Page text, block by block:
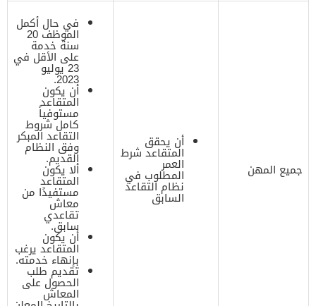
جميع المهن
أن يحقق
المتقاعد شرط
العمر
المطلوب في
نظام التقاعد
السابق
في حال أكمل
الموظف 20
سنة خدمة
على الأقل في
23 يوليو
2023.
أن يكون
المتقاعد
مستوفياً
كامل شروط
التقاعد المبكر
وفق النظام
القديم.
ألا يكون
المتقاعد
مستفيدًا من
معاش
تقاعدي
سابق.
أن يكون
المتقاعد يرغب
بإنهاء خدمته.
تقديم طلب
الحصول على
المعاش